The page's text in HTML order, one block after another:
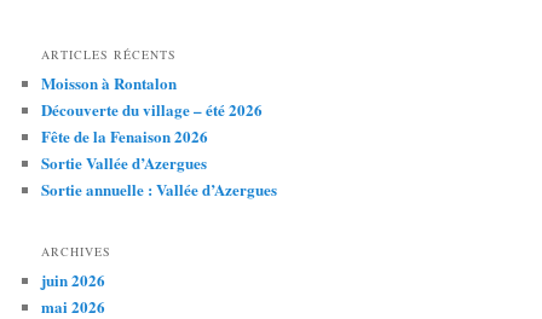
ARTICLES RÉCENTS
Moisson à Rontalon
Découverte du village – été 2026
Fête de la Fenaison 2026
Sortie Vallée d’Azergues
Sortie annuelle : Vallée d’Azergues
ARCHIVES
juin 2026
mai 2026